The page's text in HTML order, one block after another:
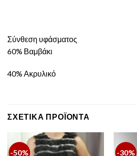
Σύνθεση υφάσματος
60% Βαμβάκι
40% Ακρυλικό
ΣΧΕΤΙΚΆ ΠΡΟΪΌΝΤΑ
-50% -30%